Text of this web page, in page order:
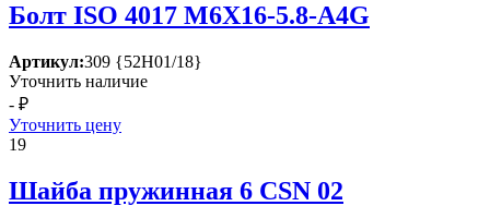
Болт ISО 4017 М6Х16-5.8-А4G
Артикул:309 {52Н01/18}
Уточнить наличие
- ₽
Уточнить цену
19
Шайба пружинная 6 СSN 02